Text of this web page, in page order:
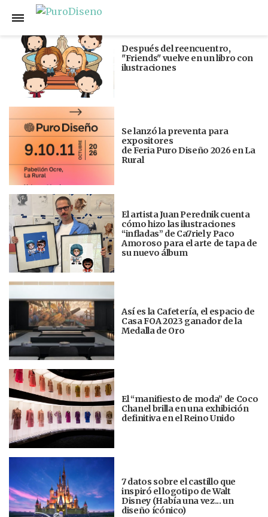
Anterior
Después del reencuentro,
"Friends" vuelve en un libro con
ilustraciones
Se lanzó la preventa para
expositores
de Feria Puro Diseño 2026 en La
Rural
El artista Juan Perednik cuenta
cómo hizo las ilustraciones
“infladas” de Ca7riel y Paco
Amoroso para el arte de tapa de
su nuevo álbum
Así es la Cafetería, el espacio de
Casa FOA 2023 ganador de la
Medalla de Oro
El “manifiesto de moda” de Coco
Chanel brilla en una exhibición
definitiva en el Reino Unido
7 datos sobre el castillo que
inspiró el logotipo de Walt
Disney (Había una vez... un
diseño ícónico)
Siguiente